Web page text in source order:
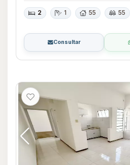
2 1 55 55
Consultar